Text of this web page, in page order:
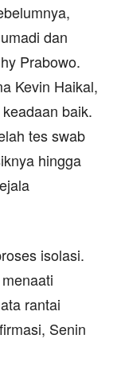
dan
Prabowo.
Kevin Haikal,
baik.
tes swab
hingga
isolasi.
rantai
Senin